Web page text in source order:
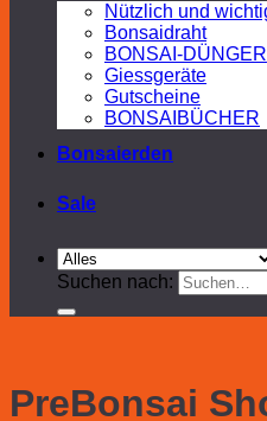
Nützlich und
Bonsaidraht
BONSAI-DÜNGER
Giessgeräte
Gutscheine
BONSAIBÜCHER
Bonsaierden
Sale
Suchen nach:
PreBonsai